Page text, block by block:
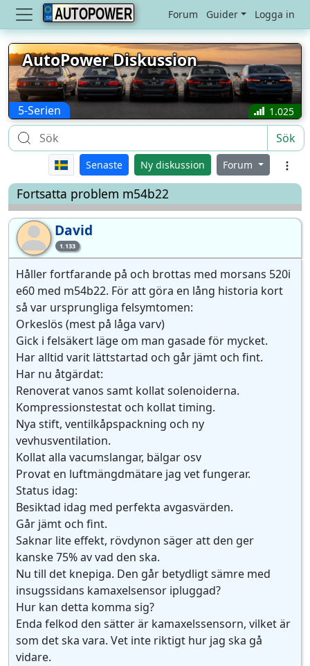
AUTOPOWER Forum Guider Logga in
AutoPower Diskussion
5-Serien 1.025
Sök
Senaste Ny diskussion Forum
Fortsatta problem m54b22
Da 1.133
David
Håller fortfarande på och brottas med morsans 520i
e60 med m54b22. För att göra en lång historia kort
så var ursprungliga felsymtomen:
Orkeslös (mest på låga varv)
Gick i felsäkert läge om man gasade för mycket.
Har alltid varit lättstartad och går jämt och fint.
Har nu åtgärdat:
Renoverat vanos samt kollat solenoiderna.
Kompressionstestat och kollat timing.
Nya stift, ventilkåpspackning och ny
vevhusventilation.
Kollat alla vacumslangar, bälgar osv
Provat en luftmängdmätare jag vet fungerar.
Status idag:
Besiktad idag med perfekta avgasvärden.
Går jämt och fint.
Saknar lite effekt, rövdynon säger att den ger
kanske 75% av vad den ska.
Nu till det knepiga. Den går betydligt sämre med
insugssidans kamaxelsensor ipluggad?
Hur kan detta komma sig?
Enda felkod den sätter är kamaxelssensorn, vilket är
som det ska vara. Vet inte riktigt hur jag ska gå
vidare.